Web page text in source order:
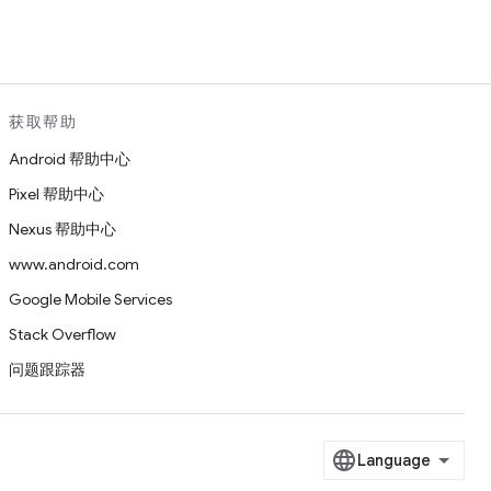
获取帮助
Android 帮助中心
Pixel 帮助中心
Nexus 帮助中心
www.android.com
Google Mobile Services
Stack Overflow
问题跟踪器